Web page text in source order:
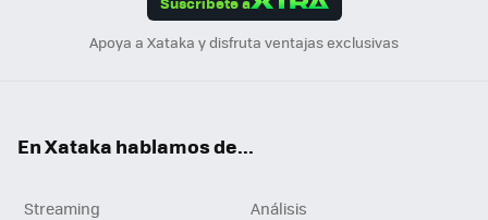
Apoya a Xataka y disfruta ventajas exclusivas
En Xataka hablamos de...
Streaming
Análisis